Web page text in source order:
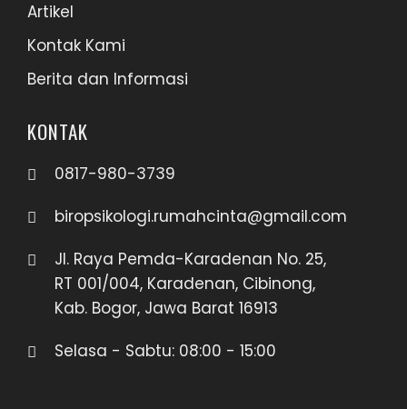
Artikel
Kontak Kami
Berita dan Informasi
KONTAK
0817-980-3739
biropsikologi.rumahcinta@gmail.com
Jl. Raya Pemda-Karadenan No. 25,
RT 001/004, Karadenan, Cibinong,
Kab. Bogor, Jawa Barat 16913
Selasa - Sabtu: 08:00 - 15:00